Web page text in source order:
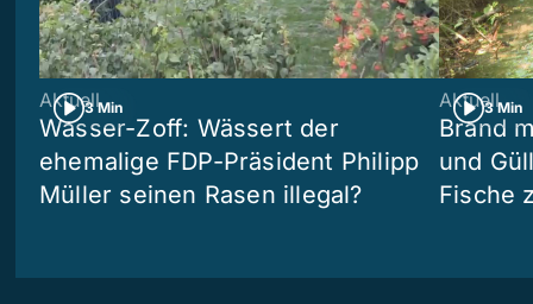
3 Min
Aktuell
Wasser-Zoff: Wässert der
ehemalige FDP-Präsident Philipp
Müller seinen Rasen illegal?
3 Min
Aktuell
Brand
und
Fische